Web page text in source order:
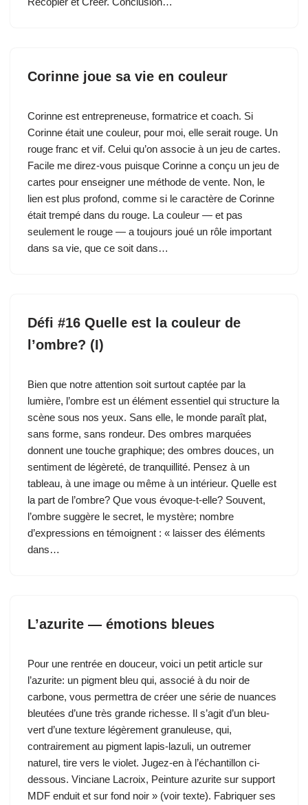
Corinne joue sa vie en couleur
Corinne est entrepreneuse, formatrice et coach. Si
Corinne était une couleur, pour moi, elle serait rouge. Un
rouge franc et vif. Celui qu’on associe à un jeu de cartes.
Facile me direz-vous puisque Corinne a conçu un jeu de
cartes pour enseigner une méthode de vente. Non, le
lien est plus profond, comme si le caractère de Corinne
était trempé dans du rouge. La couleur — et pas
seulement le rouge — a toujours joué un rôle important
dans sa vie, que ce soit dans…
Défi #16 Quelle est la couleur de
l’ombre? (I)
Bien que notre attention soit surtout captée par la
lumière, l’ombre est un élément essentiel qui structure la
scène sous nos yeux. Sans elle, le monde paraît plat,
sans forme, sans rondeur. Des ombres marquées
donnent une touche graphique; des ombres douces, un
sentiment de légèreté, de tranquillité. Pensez à un
tableau, à une image ou même à un intérieur. Quelle est
la part de l’ombre? Que vous évoque-t-elle? Souvent,
l’ombre suggère le secret, le mystère; nombre
d’expressions en témoignent : « laisser des éléments
dans…
L’azurite — émotions bleues
Pour une rentrée en douceur, voici un petit article sur
l’azurite: un pigment bleu qui, associé à du noir de
carbone, vous permettra de créer une série de nuances
bleutées d’une très grande richesse. Il s’agit d’un bleu-
vert d’une texture légèrement granuleuse, qui,
contrairement au pigment lapis-lazuli, un outremer
naturel, tire vers le violet. Jugez-en à l’échantillon ci-
dessous. Vinciane Lacroix, Peinture azurite sur support
MDF enduit et sur fond noir » (voir texte). Fabriquer ses